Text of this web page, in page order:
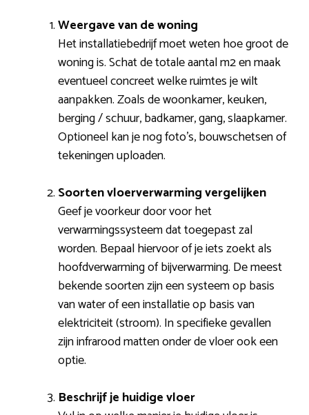
Weergave van de woning
Het installatiebedrijf moet weten hoe groot de
woning is. Schat de totale aantal m2 en maak
eventueel concreet welke ruimtes je wilt
aanpakken. Zoals de woonkamer, keuken,
berging / schuur, badkamer, gang, slaapkamer.
Optioneel kan je nog foto’s, bouwschetsen of
tekeningen uploaden.
Soorten vloerverwarming vergelijken
Geef je voorkeur door voor het
verwarmingssysteem dat toegepast zal
worden. Bepaal hiervoor of je iets zoekt als
hoofdverwarming of bijverwarming. De meest
bekende soorten zijn een systeem op basis
van water of een installatie op basis van
elektriciteit (stroom). In specifieke gevallen
zijn infrarood matten onder de vloer ook een
optie.
Beschrijf je huidige vloer